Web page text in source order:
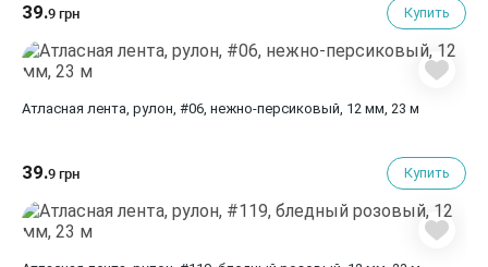
39.9 грн Купить
Атласная лента, рулон, #06, нежно-персиковый, 12 мм, 23 м
39.9 грн Купить